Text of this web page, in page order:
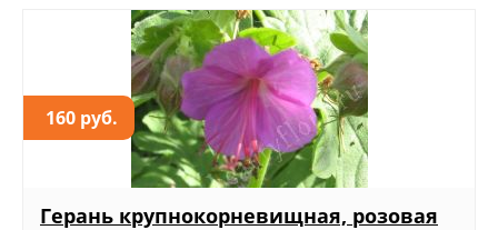
160 руб.
Герань крупнокорневищная, розовая